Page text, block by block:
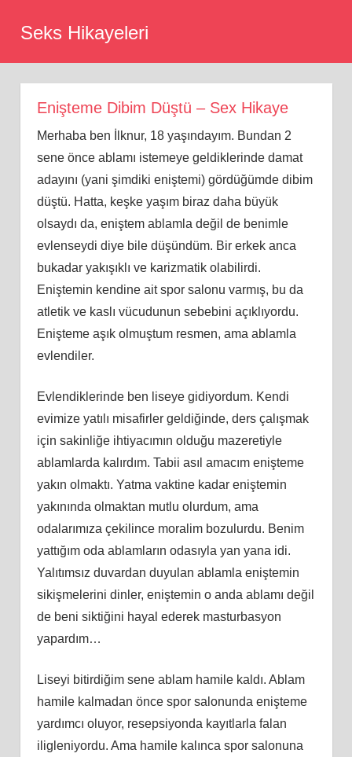
Seks Hikayeleri
Enişteme Dibim Düştü – Sex Hikaye
Merhaba ben İlknur, 18 yaşındayım. Bundan 2
sene önce ablamı istemeye geldiklerinde damat
adayını (yani şimdiki eniştemi) gördüğümde dibim
düştü. Hatta, keşke yaşım biraz daha büyük
olsaydı da, eniştem ablamla değil de benimle
evlenseydi diye bile düşündüm. Bir erkek anca
bukadar yakışıklı ve karizmatik olabilirdi.
Eniştemin kendine ait spor salonu varmış, bu da
atletik ve kaslı vücudunun sebebini açıklıyordu.
Enişteme aşık olmuştum resmen, ama ablamla
evlendiler.
Evlendiklerinde ben liseye gidiyordum. Kendi
evimize yatılı misafirler geldiğinde, ders çalışmak
için sakinliğe ihtiyacımın olduğu mazeretiyle
ablamlarda kalırdım. Tabii asıl amacım enişteme
yakın olmaktı. Yatma vaktine kadar eniştemin
yakınında olmaktan mutlu olurdum, ama
odalarımıza çekilince moralim bozulurdu. Benim
yattığım oda ablamların odasıyla yan yana idi.
Yalıtımsız duvardan duyulan ablamla eniştemin
sikişmelerini dinler, eniştemin o anda ablamı değil
de beni siktiğini hayal ederek masturbasyon
yapardım…
Liseyi bitirdiğim sene ablam hamile kaldı. Ablam
hamile kalmadan önce spor salonunda enişteme
yardımcı oluyor, resepsiyonda kayıtlarla falan
iligleniyordu. Ama hamile kalınca spor salonuna